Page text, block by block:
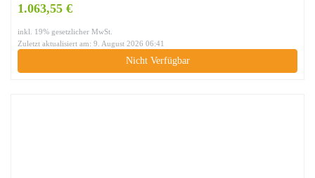
1.063,55 €
inkl. 19% gesetzlicher MwSt.
Zuletzt aktualisiert am: 9. August 2026 06:41
Nicht Verfügbar